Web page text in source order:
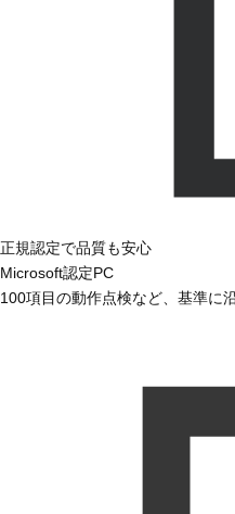
正規認定で品質も安心
Microsoft認定PC
100項目の動作点検など、基準に